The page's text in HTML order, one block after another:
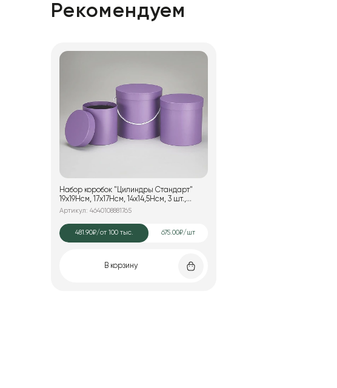
Рекомендуем
Набор коробок "Цилиндры Стандарт"
19x19Hсм, 17x17Hсм, 14x14,5Hсм, 3 шт.,
сиреневый
Артикул: 4640108881765
481.90₽/от 100 тыс. 675.00₽/шт
В корзину